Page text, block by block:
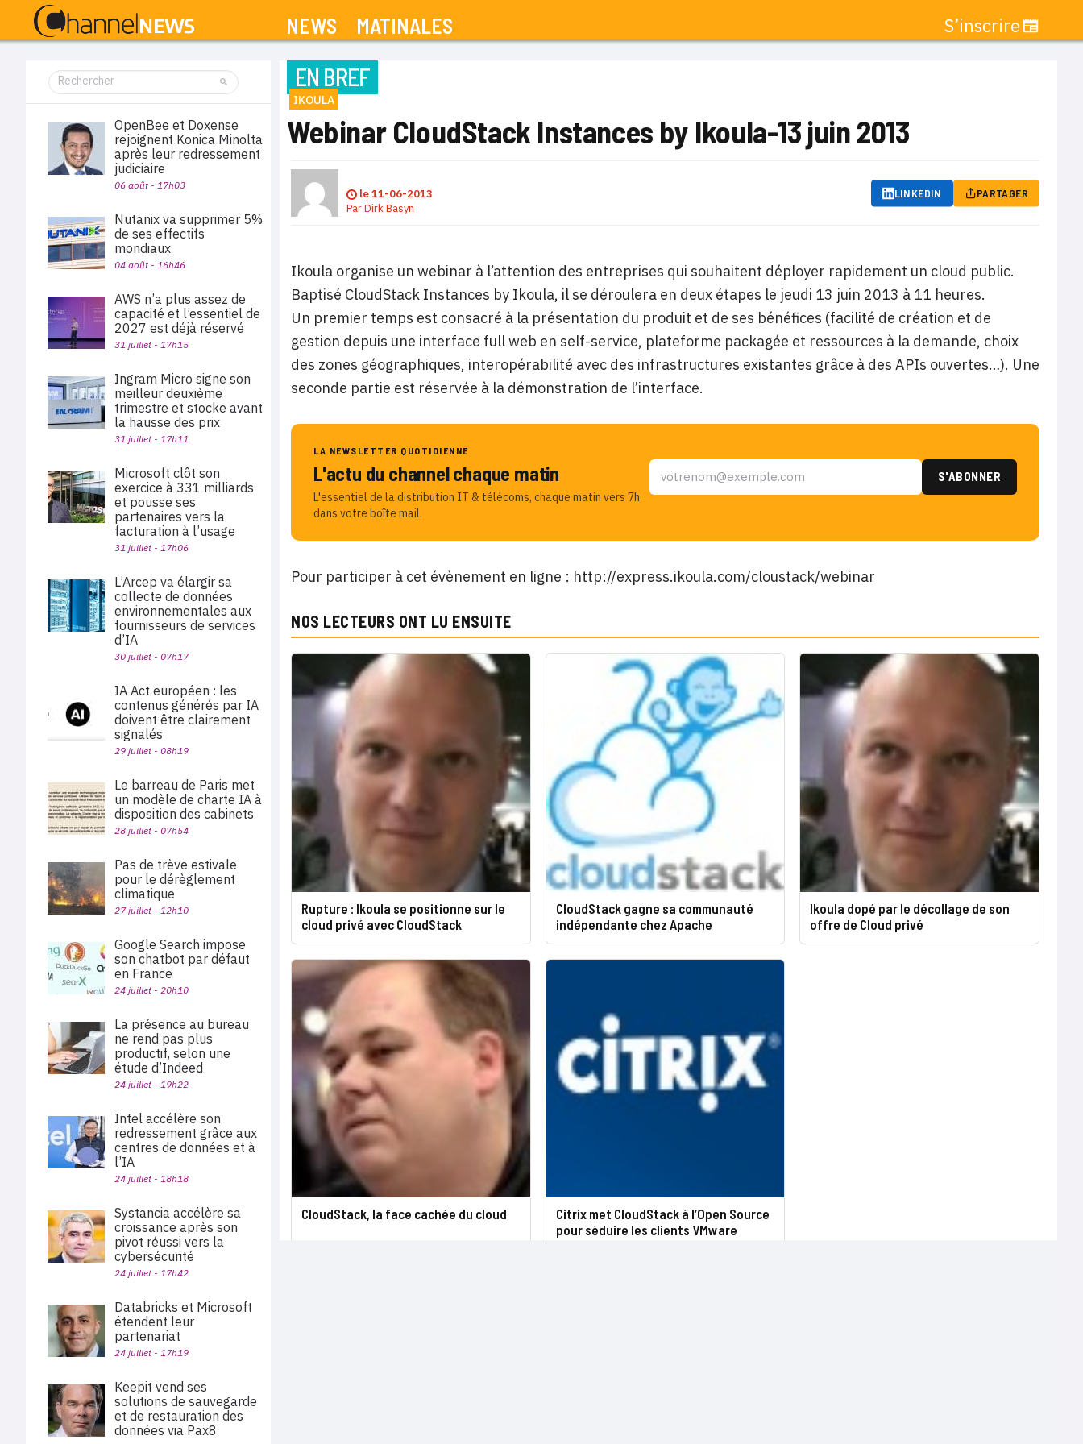
NEWS MATINALES S’inscrire
EN BREF
IKOULA
Webinar CloudStack Instances by Ikoula-13 juin 2013
le11-06-2013
ParDirk Basyn
LINKEDIN PARTAGER
Ikoula organise un webinar à l’attention des entreprises qui souhaitent déployer rapidement un cloud public.
Baptisé CloudStack Instances by Ikoula, il se déroulera en deux étapes le jeudi 13 juin 2013 à 11 heures.
Un premier temps est consacré à la présentation du produit et de ses bénéfices (facilité de création et de
gestion depuis une interface full web en self-service, plateforme packagée et ressources à la demande, choix
des zones géographiques, interopérabilité avec des infrastructures existantes grâce à des APIs ouvertes…). Une
seconde partie est réservée à la démonstration de l’interface.
LA NEWSLETTER QUOTIDIENNE
L'actu du channel chaque matin
L'essentiel de la distribution IT & télécoms, chaque matin vers 7h
dans votre boîte mail.
Pour participer à cet évènement en ligne : http://express.ikoula.com/cloustack/webinar
NOS LECTEURS ONT LU ENSUITE
Rupture : Ikoula se positionne sur le
cloud privé avec CloudStack
CloudStack gagne sa communauté
indépendante chez Apache
Ikoula dopé par le décollage de son
offre de Cloud privé
CloudStack, la face cachée du cloud
Citrix met CloudStack à l’Open Source
pour séduire les clients VMware
OpenBee et Doxense
rejoignent Konica Minolta
après leur redressement
judiciaire
06 août - 17h03
Nutanix va supprimer 5%
de ses effectifs
mondiaux
04 août - 16h46
AWS n’a plus assez de
capacité et l’essentiel de
2027 est déjà réservé
31 juillet - 17h15
Ingram Micro signe son
meilleur deuxième
trimestre et stocke avant
la hausse des prix
31 juillet - 17h11
Microsoft clôt son
exercice à 331 milliards
et pousse ses
partenaires vers la
facturation à l’usage
31 juillet - 17h06
L’Arcep va élargir sa
collecte de données
environnementales aux
fournisseurs de services
d’IA
30 juillet - 07h17
IA Act européen : les
contenus générés par IA
doivent être clairement
signalés
29 juillet - 08h19
Le barreau de Paris met
un modèle de charte IA à
disposition des cabinets
28 juillet - 07h54
Pas de trève estivale
pour le dérèglement
climatique
27 juillet - 12h10
Google Search impose
son chatbot par défaut
en France
24 juillet - 20h10
La présence au bureau
ne rend pas plus
productif, selon une
étude d’Indeed
24 juillet - 19h22
Intel accélère son
redressement grâce aux
centres de données et à
l’IA
24 juillet - 18h18
Systancia accélère sa
croissance après son
pivot réussi vers la
cybersécurité
24 juillet - 17h42
Databricks et Microsoft
étendent leur
partenariat
24 juillet - 17h19
Keepit vend ses
solutions de sauvegarde
et de restauration des
données via Pax8